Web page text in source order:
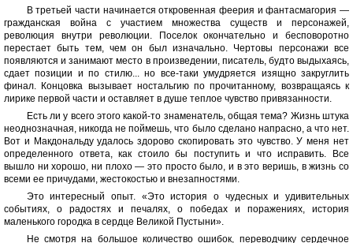
В третьей части начинается откровенная феерия и фантасмагория —
гражданская война с участием множества существ и персонажей,
революция внутри революции. Поселок окончательно и бесповоротно
перестает быть тем, чем он был изначально. Чертовы персонажи все
появляются и занимают место в произведении, писатель, будто выдыхаясь,
сдает позиции и по стилю... но все-таки умудряется изящно закруглить
финал. Концовка вызывает ностальгию по прочитанному, возвращаясь к
лирике первой части и оставляет в душе теплое чувство привязанности.
Есть ли у всего этого какой-то знаменатель, общая тема? Жизнь штука
неоднозначная, никогда не поймешь, что было сделано напрасно, а что нет.
Вот и Макдональду удалось здорово скопировать это чувство. У меня нет
определенного ответа, как стоило бы поступить и что исправить. Все
вышло ни хорошо, ни плохо — это просто было, и в это веришь, в жизнь со
всеми ее причудами, жестокостью и внезапностями.
Это интересный опыт. «Это история о чудесных и удивительных
событиях, о радостях и печалях, о победах и поражениях, история
маленького городка в сердце Великой Пустыни».
Не смотря на большое количество ошибок, переводчику сердечное